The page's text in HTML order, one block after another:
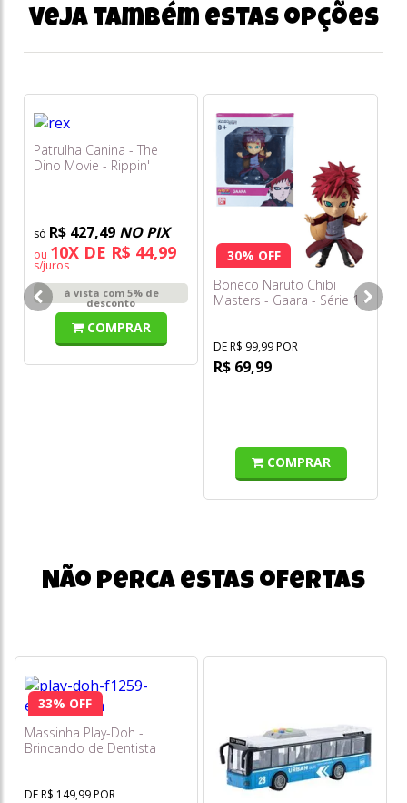
Veja também estas opções
Patrulha Canina - The
Dino Movie - Rippin'
R$ 427,49 NO PIX
ou 10X DE R$ 44,99
s/juros
à vista com 5% de
desconto
COMPRAR
30% OFF
Boneco Naruto Chibi
Masters - Gaara - Série 1 -
DE R$ 99,99 POR
R$ 69,99
COMPRAR
Não perca estas ofertas
33% OFF
Massinha Play-Doh -
Brincando de Dentista
DE R$ 149,99 POR